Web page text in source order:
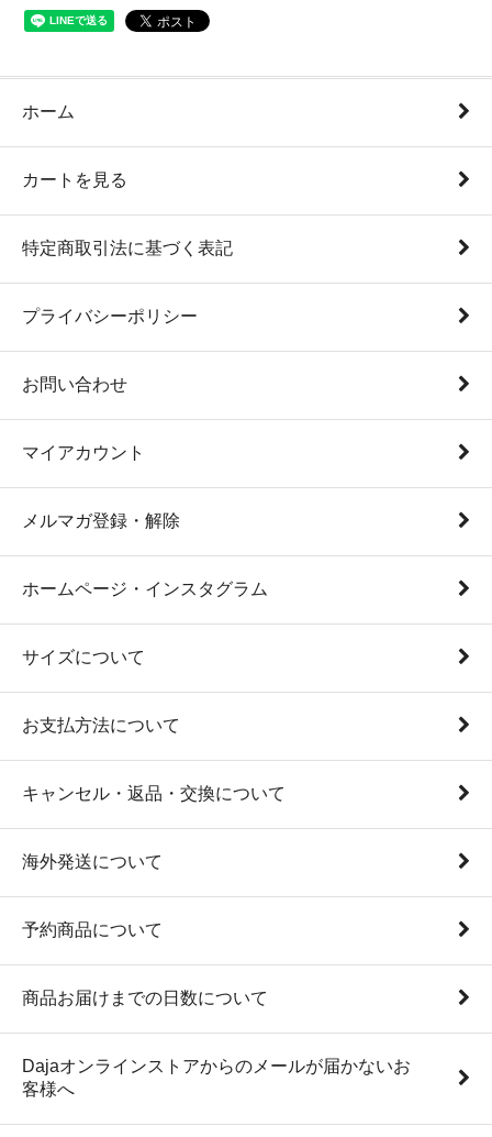
ホーム
カートを見る
特定商取引法に基づく表記
プライバシーポリシー
お問い合わせ
マイアカウント
メルマガ登録・解除
ホームページ・インスタグラム
サイズについて
お支払方法について
キャンセル・返品・交換について
海外発送について
予約商品について
商品お届けまでの日数について
Dajaオンラインストアからのメールが届かないお
客様へ